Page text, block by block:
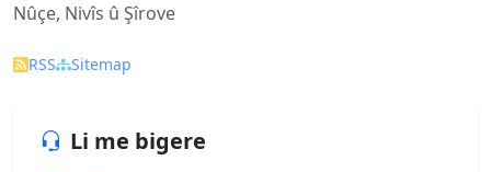
Nûçe, Nivîs û Şîrove
RSS Sitemap
Li me bigere